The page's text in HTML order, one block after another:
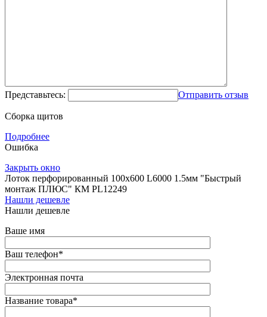
Представьтесь: Отправить отзыв
Сборка щитов
Подробнее
Ошибка
Закрыть окно
Лоток перфорированный 100х600 L6000 1.5мм "Быстрый
монтаж ПЛЮС" КМ PL12249
Нашли дешевле
Нашли дешевле
Ваше имя
Ваш телефон*
Электронная почта
Название товара*